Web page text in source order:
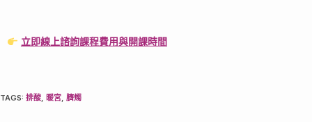
立即線上諮詢課程費用與開課時間
TAGS: 排酸, 暖宮, 臍燭